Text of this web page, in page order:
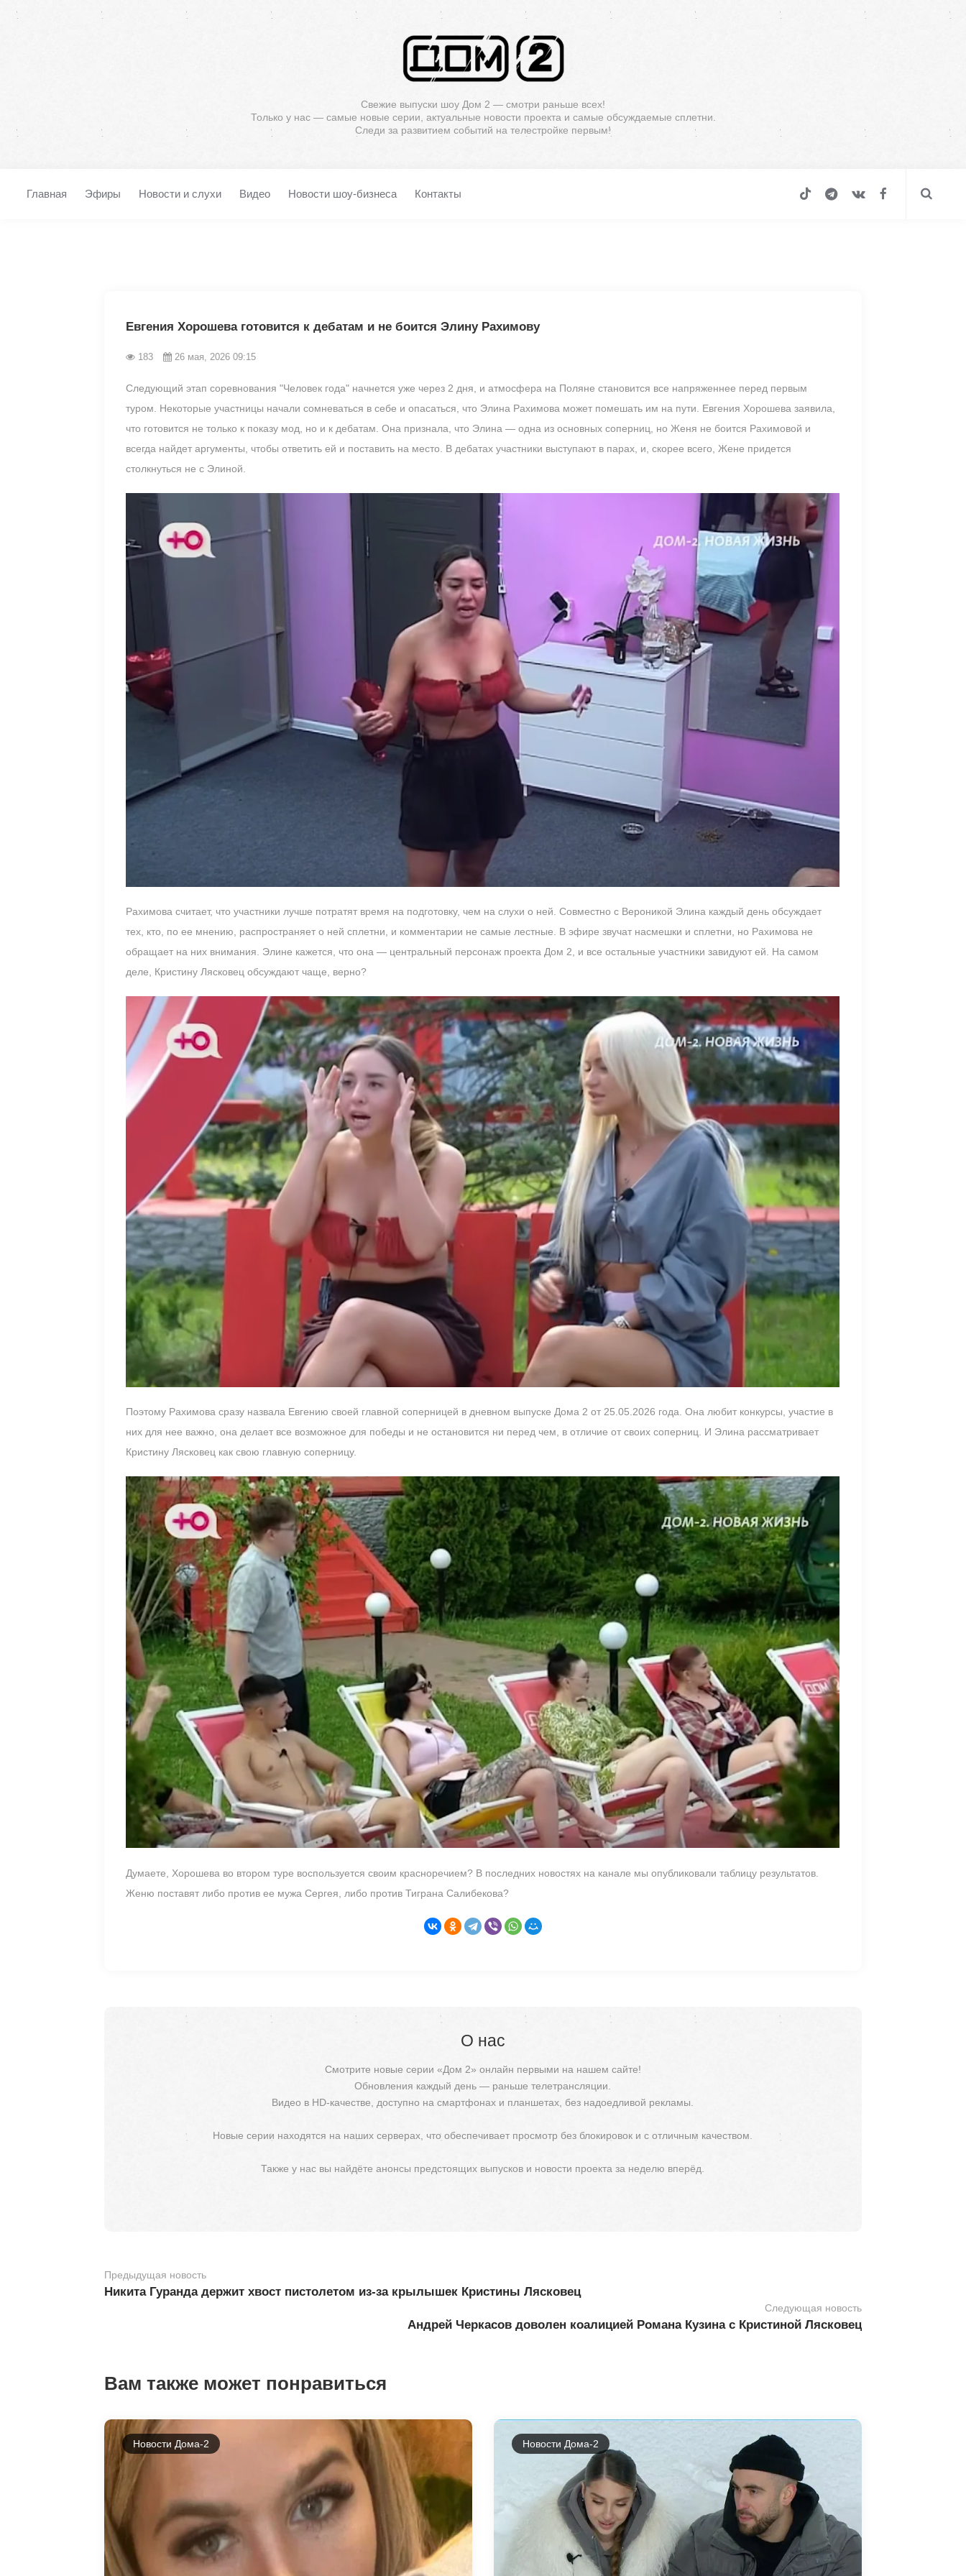
Свежие выпуски шоу Дом 2 — смотри раньше всех!
Только у нас — самые новые серии, актуальные новости проекта и самые обсуждаемые сплетни.
Следи за развитием событий на телестройке первым!
Главная Эфиры Новости и слухи Видео Новости шоу-бизнеса Контакты
Евгения Хорошева готовится к дебатам и не боится Элину Рахимову
183 26 мая, 2026 09:15
Следующий этап соревнования "Человек года" начнется уже через 2 дня, и атмосфера на Поляне становится все напряженнее перед первым
туром. Некоторые участницы начали сомневаться в себе и опасаться, что Элина Рахимова может помешать им на пути. Евгения Хорошева заявила,
что готовится не только к показу мод, но и к дебатам. Она признала, что Элина — одна из основных соперниц, но Женя не боится Рахимовой и
всегда найдет аргументы, чтобы ответить ей и поставить на место. В дебатах участники выступают в парах, и, скорее всего, Жене придется
столкнуться не с Элиной.
Рахимова считает, что участники лучше потратят время на подготовку, чем на слухи о ней. Совместно с Вероникой Элина каждый день обсуждает
тех, кто, по ее мнению, распространяет о ней сплетни, и комментарии не самые лестные. В эфире звучат насмешки и сплетни, но Рахимова не
обращает на них внимания. Элине кажется, что она — центральный персонаж проекта Дом 2, и все остальные участники завидуют ей. На самом
деле, Кристину Лясковец обсуждают чаще, верно?
Поэтому Рахимова сразу назвала Евгению своей главной соперницей в дневном выпуске Дома 2 от 25.05.2026 года. Она любит конкурсы, участие в
них для нее важно, она делает все возможное для победы и не остановится ни перед чем, в отличие от своих соперниц. И Элина рассматривает
Кристину Лясковец как свою главную соперницу.
Думаете, Хорошева во втором туре воспользуется своим красноречием? В последних новостях на канале мы опубликовали таблицу результатов.
Женю поставят либо против ее мужа Сергея, либо против Тиграна Салибекова?
О нас
Смотрите новые серии «Дом 2» онлайн первыми на нашем сайте!
Обновления каждый день — раньше телетрансляции.
Видео в HD-качестве, доступно на смартфонах и планшетах, без надоедливой рекламы.
Новые серии находятся на наших серверах, что обеспечивает просмотр без блокировок и с отличным качеством.
Также у нас вы найдёте анонсы предстоящих выпусков и новости проекта за неделю вперёд.
Предыдущая новость
Никита Гуранда держит хвост пистолетом из-за крылышек Кристины Лясковец
Следующая новость
Андрей Черкасов доволен коалицией Романа Кузина с Кристиной Лясковец
Вам также может понравиться
Новости Дома-2 Новости Дома-2